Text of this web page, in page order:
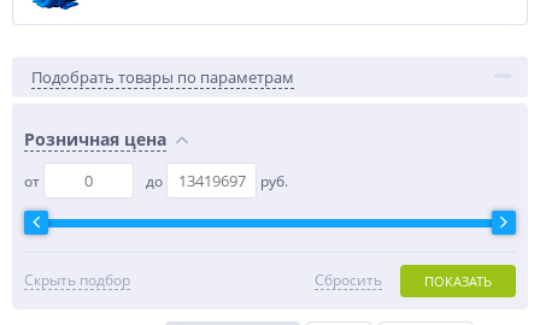
Подобрать товары по параметрам
Розничная цена
от до руб.
Скрыть подбор ПОКАЗАТЬ
Сбросить